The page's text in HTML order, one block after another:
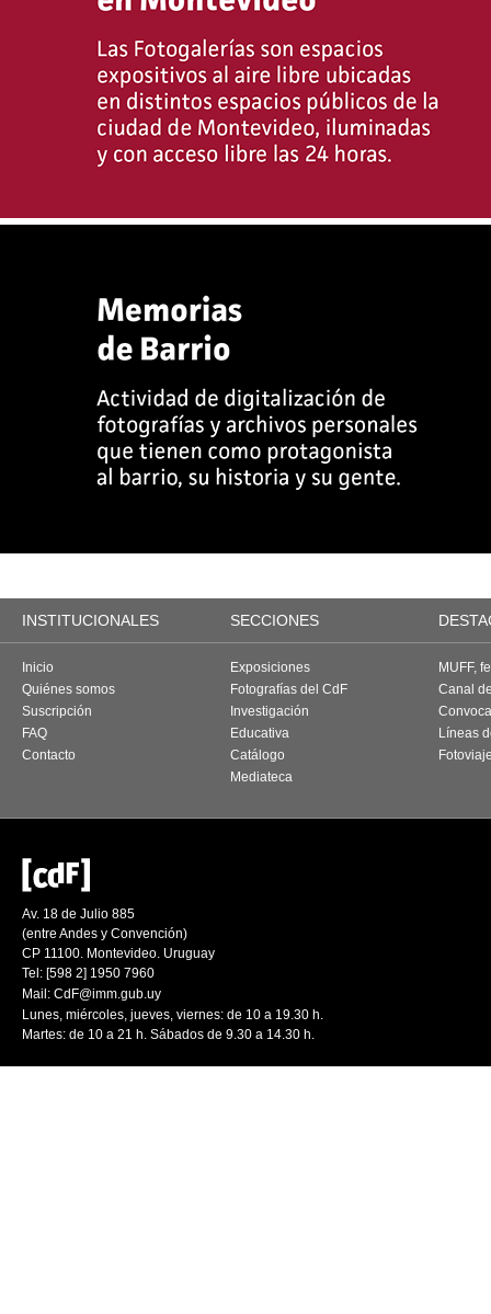
INSTITUCIONALES SECCIONES
Inicio
Quiénes somos
Suscripción
FAQ
Contacto
Exposiciones
Fotografías del CdF
Investigación
Educativa
Catálogo
Mediateca
MUFF,
Canal
Líneas
Av. 18 de Julio 885
(entre Andes y Convención)
CP 11100. Montevideo. Uruguay
Tel: [598 2] 1950 7960
Mail: CdF@imm.gub.uy
Lunes, miércoles, jueves, viernes: de 10 a 19.30 h.
Martes: de 10 a 21 h. Sábados de 9.30 a 14.30 h.